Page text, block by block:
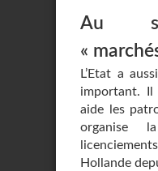
Au
«
L’Etat a
important. Il
aide les
organise
Hollande